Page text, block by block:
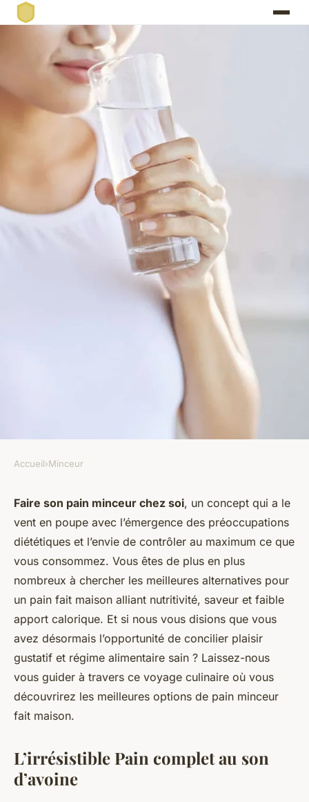
Quelles sont les meilleures
options de pain minceur fait
maison ?
ermenegilde• 18 février 2024 •6 min de lecture
Accueil›Minceur
Faire son pain minceur chez soi, un concept qui a le
vent en poupe avec l’émergence des préoccupations
diététiques et l’envie de contrôler au maximum ce que
vous consommez. Vous êtes de plus en plus
nombreux à chercher les meilleures alternatives pour
un pain fait maison alliant nutritivité, saveur et faible
apport calorique. Et si nous vous disions que vous
avez désormais l’opportunité de concilier plaisir
gustatif et régime alimentaire sain ? Laissez-nous
vous guider à travers ce voyage culinaire où vous
découvrirez les meilleures options de pain minceur
fait maison.
L’irrésistible Pain complet au son
d’avoine